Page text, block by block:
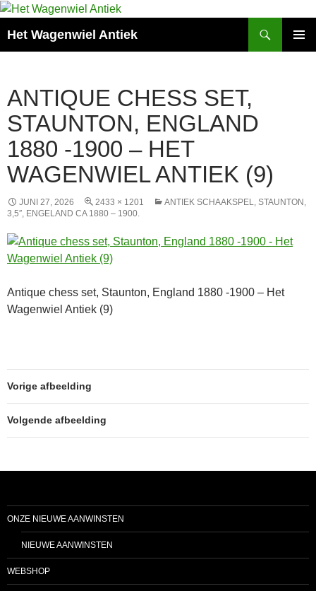
Het Wagenwiel Antiek
ANTIQUE CHESS SET,
STAUNTON, ENGLAND
1880 -1900 – HET
WAGENWIEL ANTIEK (9)
JUNI 27, 2026 2433 × 1201
ANTIEK SCHAAKSPEL, STAUNTON,
3,5″, ENGELAND CA 1880 – 1900.
Antique chess set, Staunton, England 1880 -1900 – Het
Wagenwiel Antiek (9)
Vorige afbeelding
Volgende afbeelding
ONZE NIEUWE AANWINSTEN
NIEUWE AANWINSTEN
WEBSHOP